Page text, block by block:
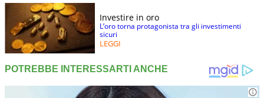
Investire in oro
L’oro torna protagonista tra gli investimenti
sicuri
LEGGI